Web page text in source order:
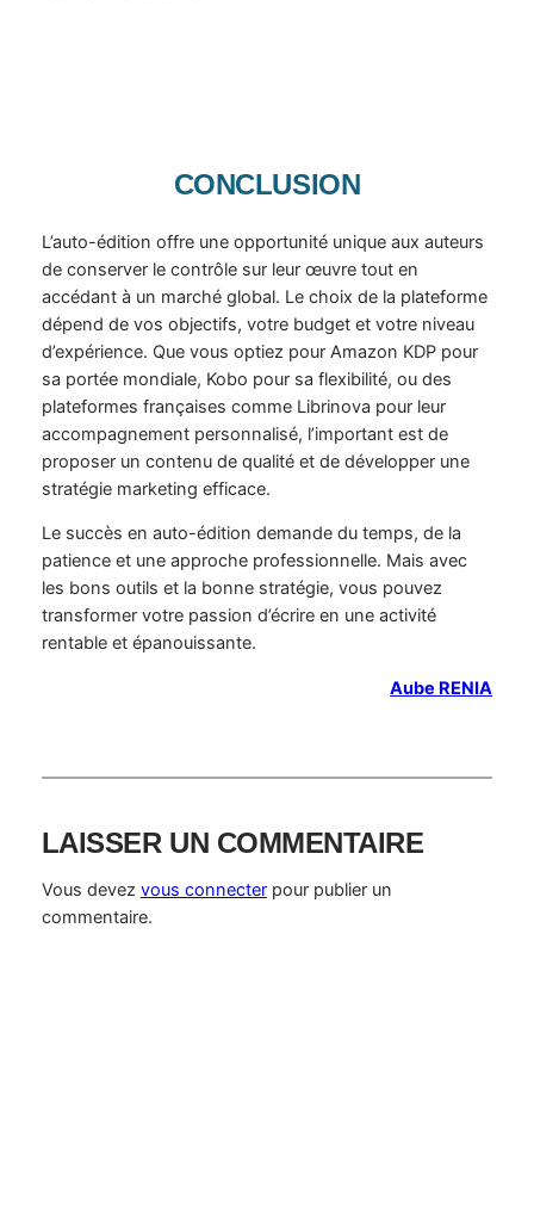
CONCLUSION
L’auto-édition offre une opportunité unique aux auteurs
de conserver le contrôle sur leur œuvre tout en
accédant à un marché global. Le choix de la plateforme
dépend de vos objectifs, votre budget et votre niveau
d’expérience. Que vous optiez pour Amazon KDP pour
sa portée mondiale, Kobo pour sa flexibilité, ou des
plateformes françaises comme Librinova pour leur
accompagnement personnalisé, l’important est de
proposer un contenu de qualité et de développer une
stratégie marketing efficace.
Le succès en auto-édition demande du temps, de la
patience et une approche professionnelle. Mais avec
les bons outils et la bonne stratégie, vous pouvez
transformer votre passion d’écrire en une activité
rentable et épanouissante.
Aube RENIA
LAISSER UN COMMENTAIRE
Vous devez vous connecterpour publier un
commentaire.